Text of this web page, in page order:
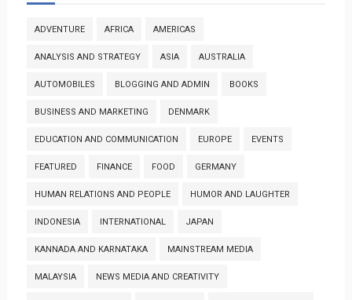
ADVENTURE AFRICA AMERICAS
ANALYSIS AND STRATEGY ASIA AUSTRALIA
AUTOMOBILES BLOGGING AND ADMIN BOOKS
BUSINESS AND MARKETING DENMARK
EDUCATION AND COMMUNICATION EUROPE EVENTS
FEATURED FINANCE FOOD GERMANY
HUMAN RELATIONS AND PEOPLE HUMOR AND LAUGHTER
INDONESIA INTERNATIONAL JAPAN
KANNADA AND KARNATAKA MAINSTREAM MEDIA
MALAYSIA NEWS MEDIA AND CREATIVITY